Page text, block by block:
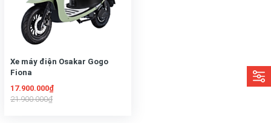
Xe máy điện Osakar Gogo
Fiona
17.900.000₫
21.900.000₫